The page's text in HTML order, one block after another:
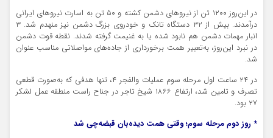
در این‌روز ۱۲۰۰ تن از نیروهای دشمن کشته و ۵۰ تن به اسارت نیروهای ایرانی
درآمدند. بیش از ۳۲ دستگاه تانک و خودروی بزرگ دشمن نیز منهدم شد. ۳
انبار مهمات دشمن هم نابود شده یا به غنیمت گرفته شدند. نقطه قوت دشمن
در نبرد این‌روز، به‌تعبیر همت برخورداری از جاده‌های مواصلاتی مناسب عنوان
شد.
در ۲۴ ساعت اول مرحله سوم عملیات والفجر ۴، تنها هدفی که به‌صورت قطعی
تصرف و تامین شد، ارتفاع ۱۸۶۶ شیخ تاجر در جناح راست منطقه عمل لشکر
۲۷ بود.
* روز دوم مرحله سوم؛ وقتی همت دیده‌بان قبضه‌چی شد